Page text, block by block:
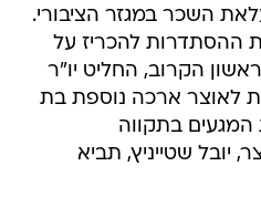
השכר במגזר הציבורי.
ההסתדרות להכריז על
הקרוב, החליט יו"ר
לאוצר ארכה נוספת בת
בתקווה
יובל שטייניץ, תביא